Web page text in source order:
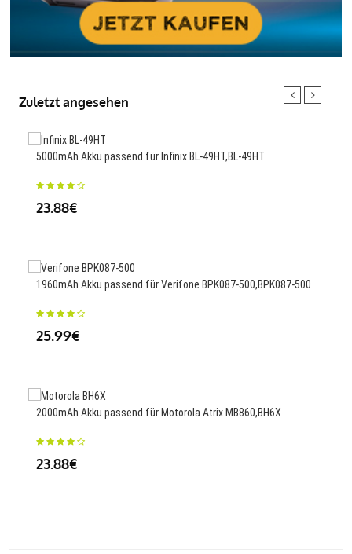
Zuletzt angesehen
5000mAh Akku passend für Infinix BL-49HT,BL-49HT
23.88€
1960mAh Akku passend für Verifone BPK087-500,BPK087-500
25.99€
2000mAh Akku passend für Motorola Atrix MB860,BH6X
23.88€